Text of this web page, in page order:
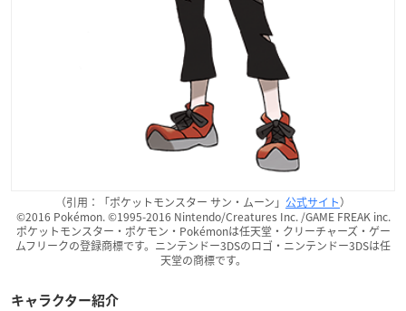
（引用：「ポケットモンスター サン・ムーン」 公式サイト）
©2016 Pokémon. ©1995-2016 Nintendo/Creatures Inc. /GAME FREAK inc.
ポケットモンスター・ポケモン・Pokémonは任天堂・クリーチャーズ・ゲー
ムフリークの登録商標です。ニンテンドー3DSのロゴ・ニンテンドー3DSは任
天堂の商標です。
キャラクター紹介